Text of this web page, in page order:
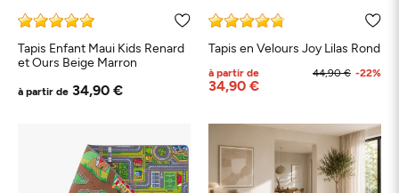
Tapis Enfant Maui Kids Renard
et Ours Beige Marron
à partir de 34,90 €
Tapis en Velours Joy Lilas Rond
44,90 €
à partir de
34,90 €
-22%